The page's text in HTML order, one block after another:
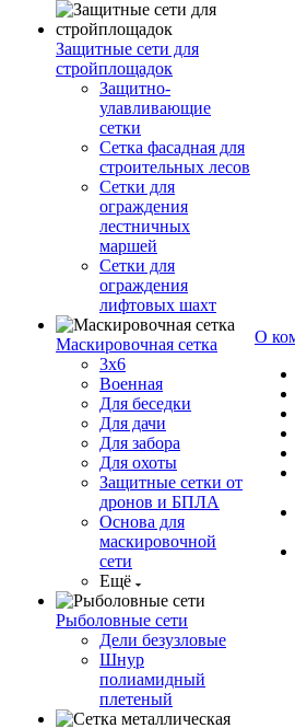
Защитные сети для
стройплощадок
Защитно-
улавливающие
сетки
Сетка фасадная для
строительных лесов
Сетки для
ограждения
лестничных
маршей
Сетки для
ограждения
лифтовых шахт
Маскировочная сетка
3х6
Военная
Для беседки
Для дачи
Для забора
Для охоты
Защитные сетки от
дронов и БПЛА
Основа для
маскировочной
сети
Ещё
Рыболовные сети
Дели безузловые
Шнур
полиамидный
плетеный
О